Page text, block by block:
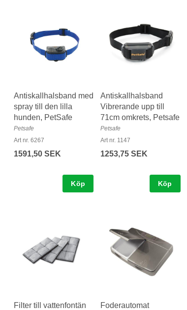
Antiskallhalsband med
spray till den lilla
hunden, PetSafe
Petsafe
Art nr. 6267
1591,50 SEK
Köp
Antiskallhalsband
Vibrerande upp till
71cm omkrets, Petsafe
Petsafe
Art nr. 1147
1253,75 SEK
Köp
Filter till vattenfontän
Foderautomat